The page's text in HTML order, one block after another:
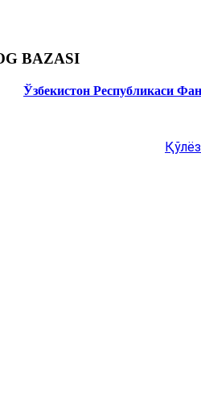
BAZASI
Ўзбекистон Республикаси